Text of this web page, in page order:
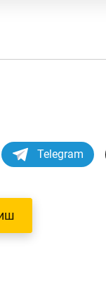
Telegram